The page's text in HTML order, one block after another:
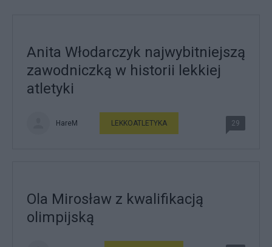
Anita Włodarczyk najwybitniejszą
zawodniczką w historii lekkiej
atletyki
HareM LEKKOATLETYKA 29
Ola Mirosław z kwalifikacją
olimpijską